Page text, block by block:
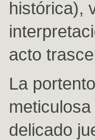
histórica),
acto
La
delicado